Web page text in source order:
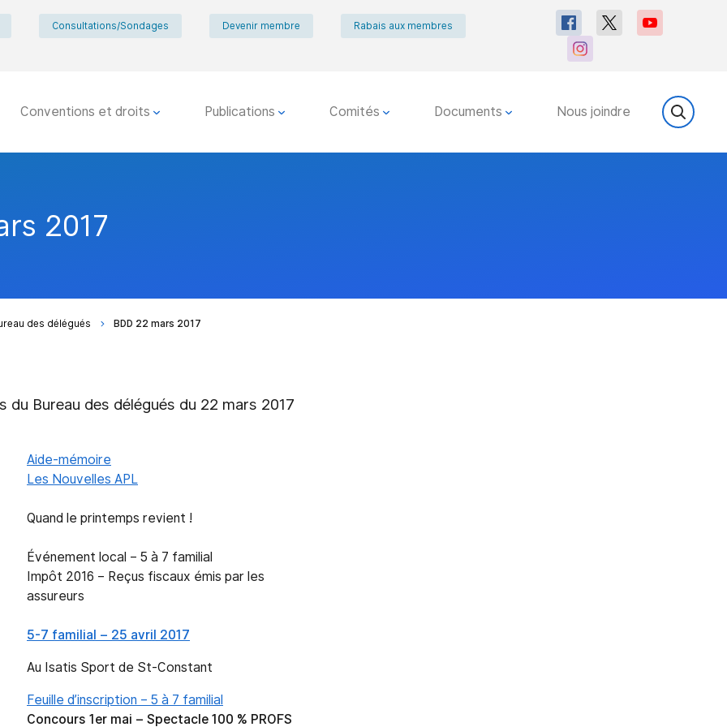
Consultations/Sondages Devenir membre
Rabais aux membres
Conventions et droits Publications Comités Documents Nous joindre
2017
des délégués BDD 22 mars 2017
du Bureau des délégués du 22 mars 2017
Aide-mémoire
Les Nouvelles APL
Quand le printemps revient !
Événement local – 5 à 7 familial
Impôt 2016 – Reçus fiscaux émis par les
assureurs
5-7 familial – 25 avril 2017
Au Isatis Sport de St-Constant
Feuille d’inscription – 5 à 7 familial
Concours 1er mai – Spectacle 100 % PROFS